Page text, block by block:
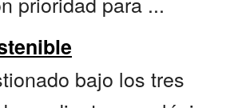
bajo los tres